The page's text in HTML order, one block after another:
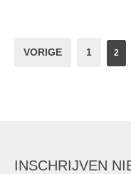
VORIGE 1 2
INSCHRIJVEN